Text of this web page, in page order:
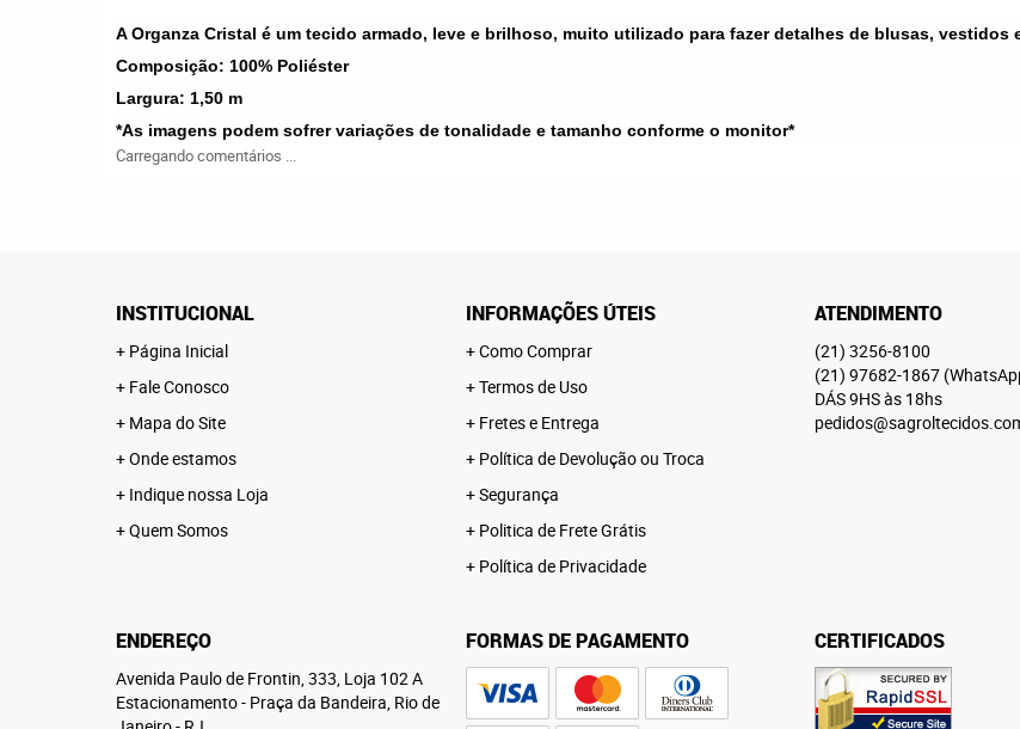
A Organza Cristal é um tecido armado, leve e brilhoso, muito utilizado para fazer detalhes de blusas, vestidos
Composição: 100% Poliéster
Largura: 1,50 m
*As imagens podem sofrer variações de tonalidade e tamanho conforme o monitor*
Carregando comentários ...
INSTITUCIONAL
Página Inicial
Fale Conosco
Mapa do Site
Onde estamos
Indique nossa Loja
Quem Somos
INFORMAÇÕES ÚTEIS
Como Comprar
Termos de Uso
Fretes e Entrega
Política de Devolução ou Troca
Segurança
Politica de Frete Grátis
Política de Privacidade
ATENDIMENTO
(21) 3256-8100
(21) 97682-1867
DÁS 9HS às 18hs
ENDEREÇO
Avenida Paulo de Frontin, 333, Loja 102 A
Estacionamento- Praça da Bandeira, Rio de
FORMAS DE PAGAMENTO CERTIFICADOS